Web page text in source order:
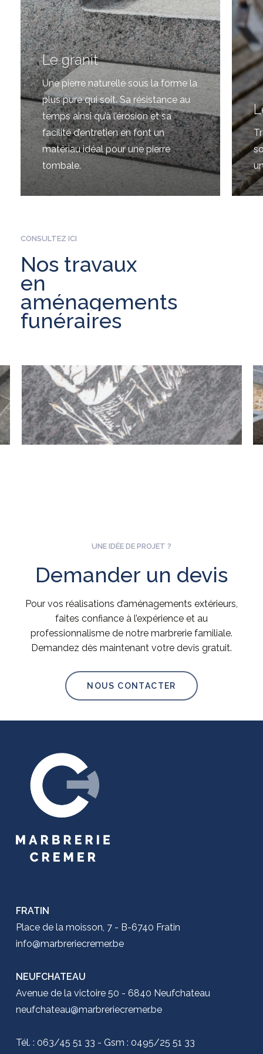
Le granit
Une pierre naturelle sous la forme la
plus pure qui soit. Sa résistance au
temps ainsi qu’à l’érosion et sa
facilité d’entretien en font un
matériau idéal pour une pierre
tombale.
CONSULTEZ ICI
Nos travaux
en
aménagements
funéraires
UNE IDÉE DE PROJET ?
Demander un devis
Pour vos réalisations d’aménagements extérieurs,
faites confiance à l’expérience et au
professionnalisme de notre marbrerie familiale.
Demandez dès maintenant votre devis gratuit.
NOUS CONTACTER
FRATIN
Place de la moisson, 7 - B-6740 Fratin
info@marbreriecremer.be
NEUFCHATEAU
Avenue de la victoire 50 - 6840 Neufchateau
neufchateau@marbreriecremer.be
Tél. : 063/45 51 33 - Gsm : 0495/25 51 33